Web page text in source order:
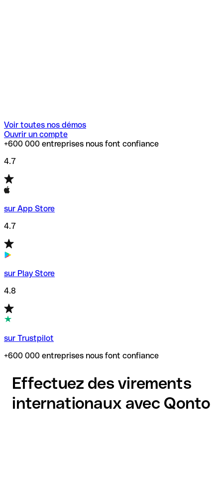
Voir toutes nos démos
Ouvrir un compte
+600 000 entreprises nous font confiance
4.7
sur App Store
4.7
sur Play Store
4.8
sur Trustpilot
+600 000 entreprises nous font confiance
Effectuez des virements
internationaux avec Qonto